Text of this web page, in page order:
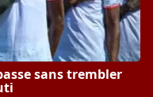
sans trembler